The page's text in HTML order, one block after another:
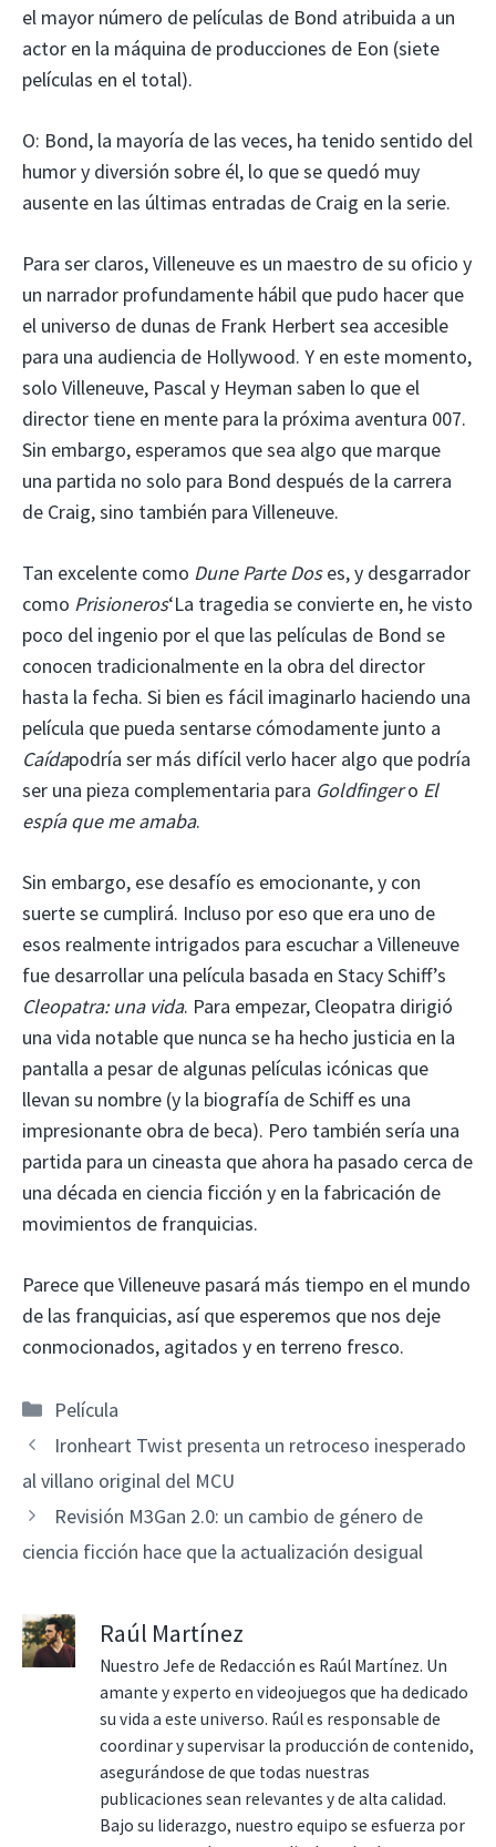
el mayor número de películas de Bond atribuida a un
actor en la máquina de producciones de Eon (siete
películas en el total).
O: Bond, la mayoría de las veces, ha tenido sentido del
humor y diversión sobre él, lo que se quedó muy
ausente en las últimas entradas de Craig en la serie.
Para ser claros, Villeneuve es un maestro de su oficio y
un narrador profundamente hábil que pudo hacer que
el universo de dunas de Frank Herbert sea accesible
para una audiencia de Hollywood. Y en este momento,
solo Villeneuve, Pascal y Heyman saben lo que el
director tiene en mente para la próxima aventura 007.
Sin embargo, esperamos que sea algo que marque
una partida no solo para Bond después de la carrera
de Craig, sino también para Villeneuve.
Tan excelente como Dune Parte Doses, y desgarrador
como Prisioneros‘La tragedia se convierte en, he visto
poco del ingenio por el que las películas de Bond se
conocen tradicionalmente en la obra del director
hasta la fecha. Si bien es fácil imaginarlo haciendo una
película que pueda sentarse cómodamente junto a
Caídapodría ser más difícil verlo hacer algo que podría
ser una pieza complementaria para Goldfingero El
espía que me amaba.
Sin embargo, ese desafío es emocionante, y con
suerte se cumplirá. Incluso por eso que era uno de
esos realmente intrigados para escuchar a Villeneuve
fue desarrollar una película basada en Stacy Schiff’s
Cleopatra: una vida. Para empezar, Cleopatra dirigió
una vida notable que nunca se ha hecho justicia en la
pantalla a pesar de algunas películas icónicas que
llevan su nombre (y la biografía de Schiff es una
impresionante obra de beca). Pero también sería una
partida para un cineasta que ahora ha pasado cerca de
una década en ciencia ficción y en la fabricación de
movimientos de franquicias.
Parece que Villeneuve pasará más tiempo en el mundo
de las franquicias, así que esperemos que nos deje
conmocionados, agitados y en terreno fresco.
Categorías
Película
Ironheart Twist presenta un retroceso inesperado
al villano original del MCU
Revisión M3Gan 2.0: un cambio de género de
ciencia ficción hace que la actualización desigual
Raúl Martínez
Nuestro Jefe de Redacción es Raúl Martínez. Un
amante y experto en videojuegos que ha dedicado
su vida a este universo. Raúl es responsable de
coordinar y supervisar la producción de contenido,
asegurándose de que todas nuestras
publicaciones sean relevantes y de alta calidad.
Bajo su liderazgo, nuestro equipo se esfuerza por